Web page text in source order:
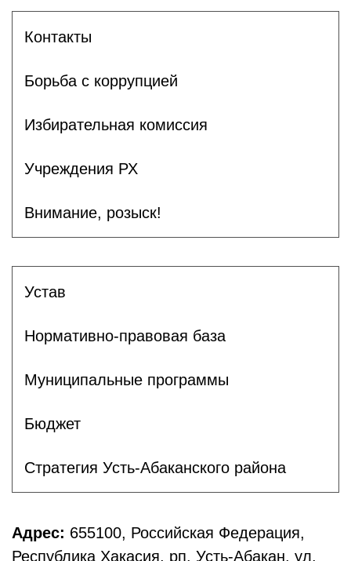
Контакты
Борьба с коррупцией
Избирательная комиссия
Учреждения РХ
Внимание, розыск!
Устав
Нормативно-правовая база
Муниципальные программы
Бюджет
Стратегия Усть-Абаканского района
Адрес: 655100, Российская Федерация,
Республика Хакасия, рп. Усть-Абакан, ул.